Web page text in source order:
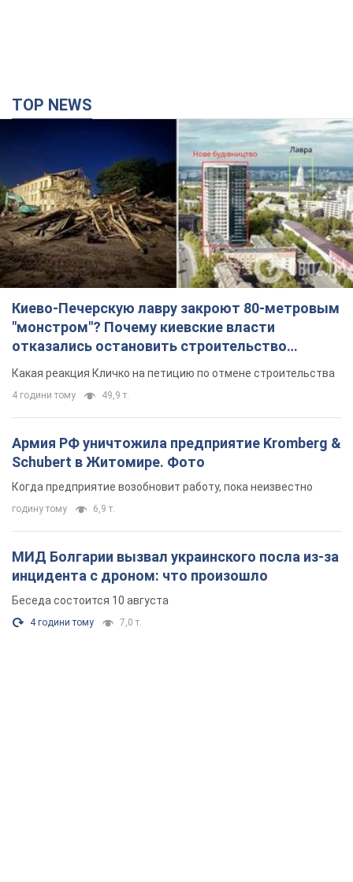
Киево-Печерскую лавру закроют 80-метровым
"монстром"? Почему киевские власти
отказались остановить строительство
небоскреба "московского верующего"
Какая реакция Кличко на петицию по отмене строительства
4 години тому 49,9 т.
Армия РФ уничтожила предприятие Kromberg &
Schubert в Житомире. Фото
Когда предприятие возобновит работу, пока неизвестно
годину тому 6,9 т.
МИД Болгарии вызвал украинского посла из-за
инцидента с дроном: что произошло
Беседа состоится 10 августа
4 години тому 7,0 т.